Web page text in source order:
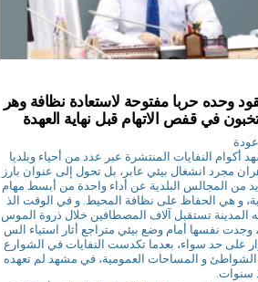
وحده حربا مفتوحة لاستعادة نظافة وهر
في قفص الاتهام قبل نهاية العهدة
أكوام النفايات المنتشرة عبر عدد من أحياء وبلديا
مجرد انشغال بيئي عابر، بل تحول إلى عنوان بارز
من المجالس البلدية عن أداء واحدة من أبسط مهام
و هي الحفاظ على نظافة المحيط. و في الوقت الذ
المدينة تستقبل آلاف المصطافين خلال ذروة الموس
وجدت نفسها أمام وضع بيئي متراجع أثار استياء الس
على حد سواء، بعدما تكدست النفايات في الشوارع
و الشواطئ و المساحات العمومية، في مشهد لم تعهده
سنوات.